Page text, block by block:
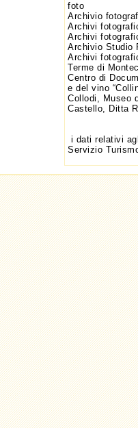
foto
Archivio
Archivi
Archivi
Archivio Studio
Archivi
Terme di
Centro di
e del vino
Collodi, Museo
Castello, Ditta
i dati relativi
Servizio